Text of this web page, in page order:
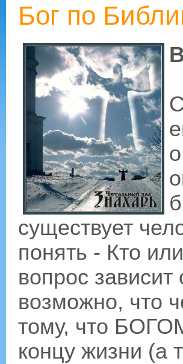
Бог по
существует
понять - Кто
вопрос зависит
возможно, что
тому, что
концу жизни (а